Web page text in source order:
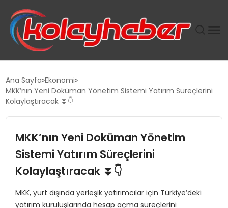
SUWEN’IN İSTIHDAM MODELI EKONOMIDE KADIN
TANYER YAPI ZEMIN MÜHENDISLIĞINDE HEDEF
BÜYÜTTÜ
TOROSLAR’DA PAZAR GERGİNLİĞİ!
Ana Sayfa Ekonomi
MKK’nın Yeni Doküman Yönetim Sistemi Yatırım Süreçlerini
Kolaylaştıracak ⏬👇
MKK’nın Yeni Doküman Yönetim
Sistemi Yatırım Süreçlerini
Kolaylaştıracak ⏬👇
MKK, yurt dışında yerleşik yatırımcılar için Türkiye’deki
yatırım kuruluşlarında hesap açma süreçlerini